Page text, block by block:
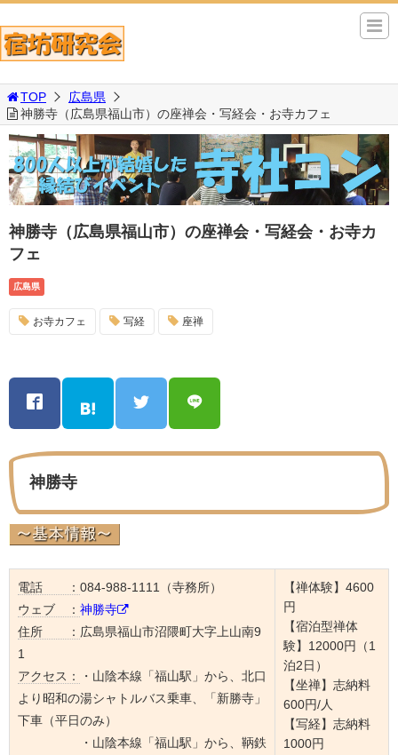
TOP
広島県
神勝寺（広島県福山市）の座禅会・写経会・お寺カフェ
神勝寺（広島県福山市）の座禅会・写経会・お寺カ
フェ
広島県
お寺カフェ 写経 座禅
神勝寺
電話 ： 084-988-1111（寺務所）
ウェブ ： 神勝寺
住所 ： 広島県福山市沼隈町大字上山南9
1
アクセス：
・山陰本線「福山駅」から、北口
より昭和の湯シャトルバス乗車、「新勝寺」
下車（平日のみ）
・山陰本線「福山駅」から、鞆鉄
【禅体験】4600
円
【宿泊型禅体
験】12000円（1
泊2日）
【坐禅】志納料
600円/人
【写経】志納料
1000円